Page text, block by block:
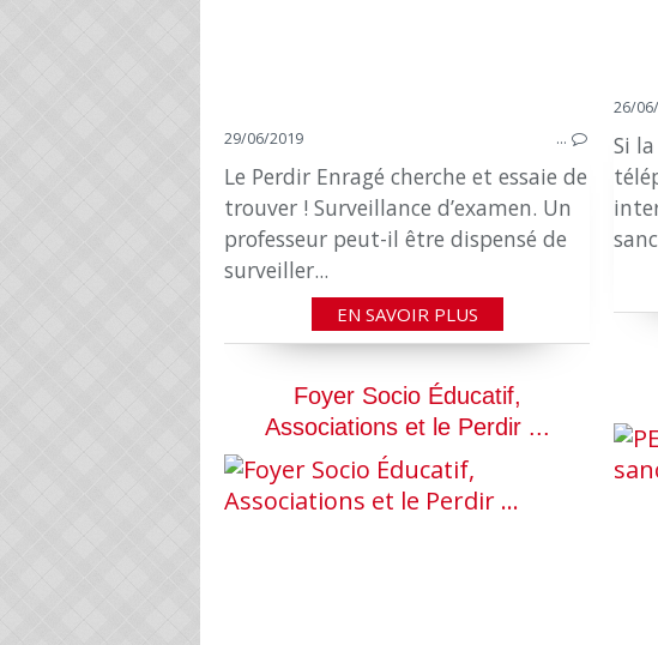
29/06/2019 …
Le Perdir Enragé cherche et essaie de
trouver ! Surveillance d’examen. Un
professeur peut-il être dispensé de
surveiller...
EN SAVOIR PLUS
26/
Si
Foyer Socio Éducatif,
Associations et le Perdir ...